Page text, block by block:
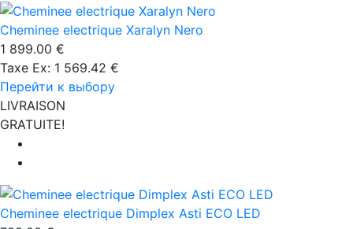
Cheminee electrique Xaralyn Nero
1 899.00 €
Taxe Ex: 1 569.42 €
Перейти к выбору
LIVRAISON
GRATUITE!
Cheminee electrique Dimplex Asti ECO LED